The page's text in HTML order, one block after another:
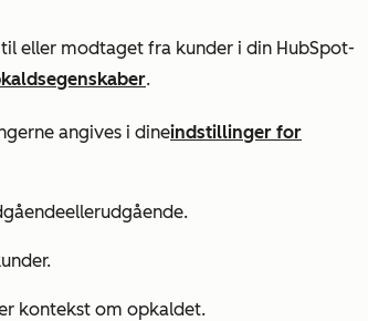
eller modtaget fra kunder i din HubSpot-
.
angives i dineindstillinger for
ellerudgående.
kontekst om opkaldet.